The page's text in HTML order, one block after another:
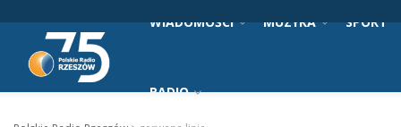
WIADOMOŚCI MUZYKA SPORT
RADIO